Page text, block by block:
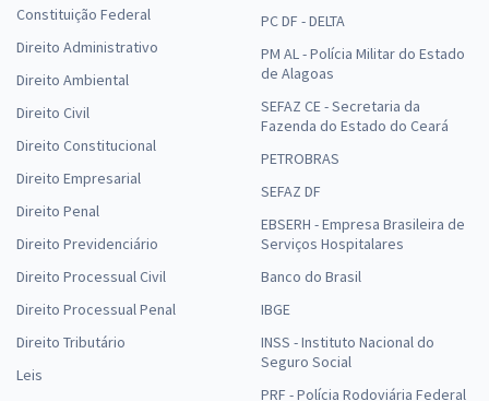
Constituição Federal
Direito Administrativo
Direito Ambiental
Direito Civil
Direito Constitucional
Direito Empresarial
Direito Penal
Direito Previdenciário
Direito Processual Civil
Direito Processual Penal
Direito Tributário
Leis
PC DF - DELTA
PM AL - Polícia Militar do Estado
de Alagoas
SEFAZ CE - Secretaria da
Fazenda do Estado do Ceará
PETROBRAS
SEFAZ DF
EBSERH - Empresa Brasileira de
Serviços Hospitalares
Banco do Brasil
IBGE
INSS - Instituto Nacional do
Seguro Social
PRF - Polícia Rodoviária Federal